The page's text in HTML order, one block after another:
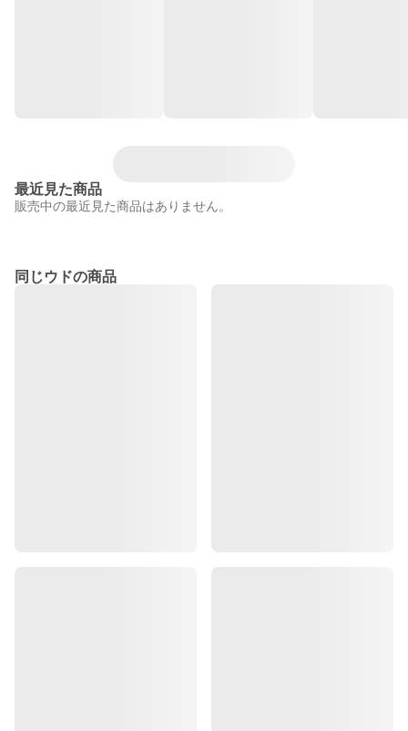
最近見た商品
販売中の最近見た商品はありません。
同じウドの商品